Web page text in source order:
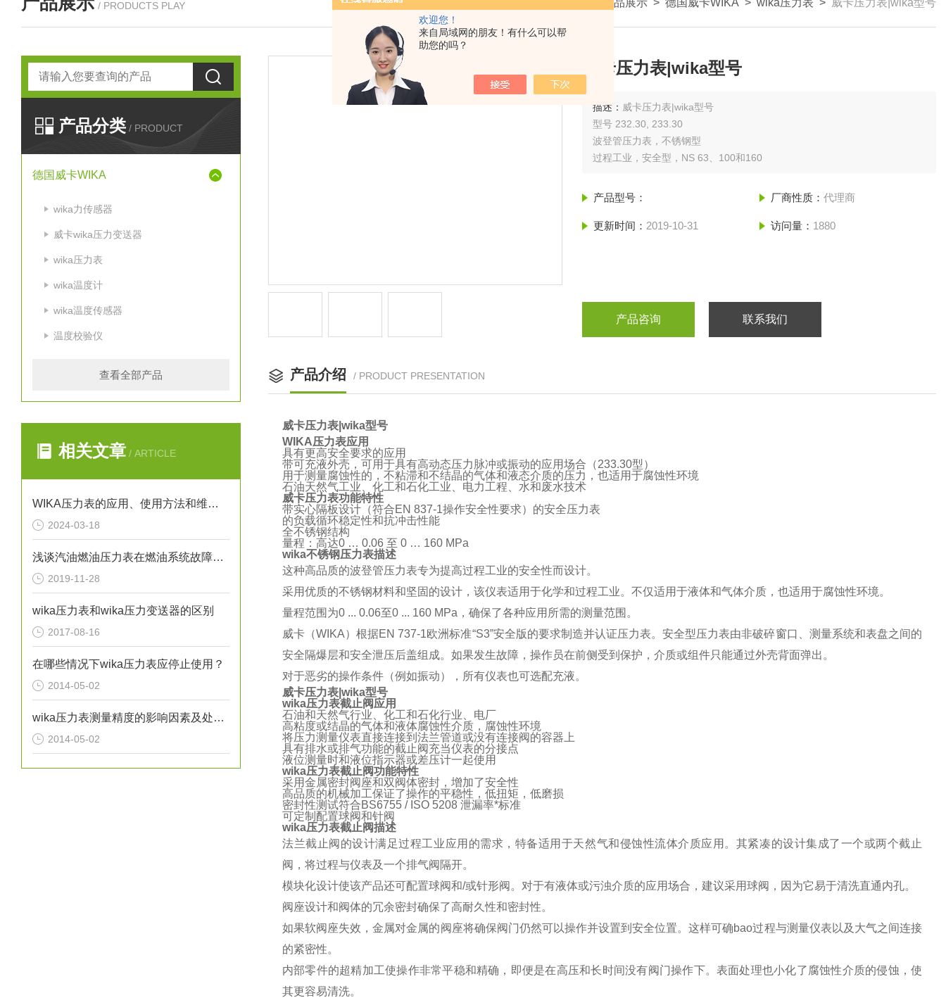
欢迎您！
来自局域网的朋友！有什么可以帮
助您的吗？
/ PRODUCTS PLAY 产品展示 > 德国威卡WIKA > wika压力表 > 威卡压力表|wika型号
产品分类 / PRODUCT
德国威卡WIKA
wika力传感器
威卡wika压力变送器
wika压力表
wika温度计
wika温度传感器
温度校验仪
查看全部产品
相关文章 / ARTICLE
WIKA压力表的应用、使用方法和维护要点解析
2024-03-18
浅谈汽油燃油压力表在燃油系统故障排除中的应用
2019-11-28
wika压力表和wika压力变送器的区别
2017-08-16
在哪些情况下wika压力表应停止使用？
2014-05-02
wika压力表测量精度的影响因素及处理方法分析
2014-05-02
威卡压力表|wika型号
描述： 威卡压力表|wika型号
型号 232.30, 233.30
波登管压力表，不锈钢型
过程工业，安全型，NS 63、100和160
产品型号： 厂商性质： 代理商
更新时间： 2019-10-31 访问量： 1880
产品咨询 联系我们
产品介绍 / PRODUCT PRESENTATION
威卡压力表|wika型号
WIKA压力表应用
具有更高安全要求的应用
带可充液外壳，可用于具有高动态压力脉冲或振动的应用场合（233.30型）
用于测量腐蚀性的，不粘滞和不结晶的气体和液态介质的压力，也适用于腐蚀性环境
石油天然气工业、化工和石化工业、电力工程、水和废水技术
威卡压力表功能特性
带实心隔板设计（符合EN 837-1操作安全性要求）的安全压力表
的负载循环稳定性和抗冲击性能
全不锈钢结构
量程：高达0 … 0.06 至 0 … 160 MPa
wika不锈钢压力表描述
这种高品质的波登管压力表专为提高过程工业的安全性而设计。
采用优质的不锈钢材料和坚固的设计，该仪表适用于化学和过程工业。不仅适用于液体和气体介质，也适用于腐蚀性环境。
量程范围为0 ... 0.06至0 ... 160 MPa，确保了各种应用所需的测量范围。
威卡（WIKA）根据EN 737-1欧洲标准“S3”安全版的要求制造并认证压力表。安全型压力表由非破碎窗口、测量系统和表盘之间的
安全隔爆层和安全泄压后盖组成。如果发生故障，操作员在前侧受到保护，介质或组件只能通过外壳背面弹出。
对于恶劣的操作条件（例如振动），所有仪表也可选配充液。
威卡压力表|wika型号
wika压力表截止阀应用
石油和天然气行业、化工和石化行业、电厂
高粘度或结晶的气体和液体腐蚀性介质，腐蚀性环境
将压力测量仪表直接连接到法兰管道或没有连接阀的容器上
具有排水或排气功能的截止阀充当仪表的分接点
液位测量时和液位指示器或差压计一起使用
wika压力表截止阀功能特性
采用金属密封阀座和双阀体密封，增加了安全性
高品质的机械加工保证了操作的平稳性，低扭矩，低磨损
密封性测试符合BS6755 / ISO 5208 泄漏率*标准
可定制配置球阀和针阀
wika压力表截止阀描述
法兰截止阀的设计满足过程工业应用的需求，特备适用于天然气和侵蚀性流体介质应用。其紧凑的设计集成了一个或两个截止
阀，将过程与仪表及一个排气阀隔开。
模块化设计使该产品还可配置球阀和/或针形阀。对于有液体或污浊介质的应用场合，建议采用球阀，因为它易于清洗直通内孔。
阀座设计和阀体的冗余密封确保了高耐久性和密封性。
如果软阀座失效，金属对金属的阀座将确保阀门仍然可以操作并设置到安全位置。这样可确bao过程与测量仪表以及大气之间连接
的紧密性。
内部零件的超精加工使操作非常平稳和精确，即便是在高压和长时间没有阀门操作下。表面处理也小化了腐蚀性介质的侵蚀，使
其更容易清洗。